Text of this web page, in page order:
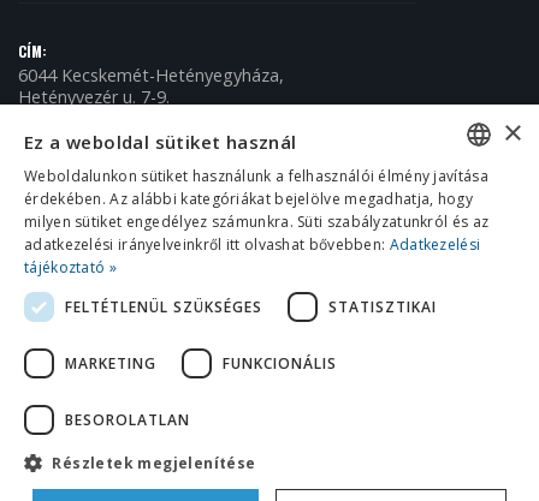
CÍM:
6044 Kecskemét-Hetényegyháza,
Hetényvezér u. 7-9.
+36 (76) 509-150
E-MAIL:
info@omikronkft.hu
NYITVA TARTÁS:
H - P / 8:00 - 16:00
© 2018 Omikron Kft. Minden jog fenntartva.
HUNGARIAN
ENGLISH
×
Ez a weboldal sütiket használ
Weboldalunkon sütiket használunk a felhasználói élmény javítása
érdekében. Az alábbi kategóriákat bejelölve megadhatja, hogy
milyen sütiket engedélyez számunkra. Süti szabályzatunkról és az
adatkezelési irányelveinkről itt olvashat bővebben: Adatkezelési
tájékoztató »
FELTÉTLENÜL SZÜKSÉGES
STATISZTIKAI
MARKETING FUNKCIONÁLIS
BESOROLATLAN
Részletek megjelenítése